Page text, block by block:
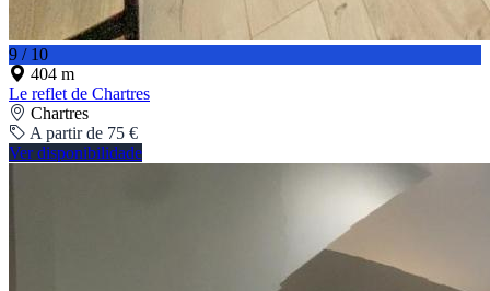
9 / 10
404 m
Le reflet de Chartres
Chartres
A partir de 75 €
Ver disponibilidade